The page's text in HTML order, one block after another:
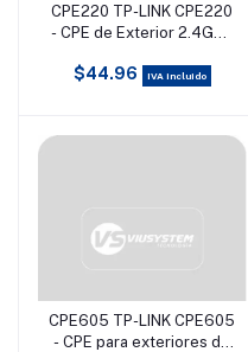
Añadir al carrito
CPE220 TP-LINK CPE220
- CPE de Exterior 2.4GHz
incorporada de 12dBi 2x2
administración
Cliente Router (WISP).
$44.96 IVA incluido
Añadir al carrito
CPE605 TP-LINK CPE605
- CPE para exteriores de